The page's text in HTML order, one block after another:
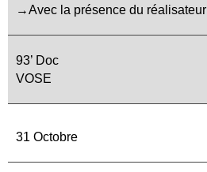
→Avec la présence du réalisateur
93’ Doc
VOSE
31 Octobre